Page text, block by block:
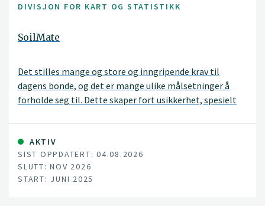
DIVISJON FOR KART OG STATISTIKK
SoilMate
Det stilles mange og store og inngripende krav til
dagens bonde, og det er mange ulike målsetninger å
forholde seg til. Dette skaper fort usikkerhet, spesielt
produseres mer og mer effektivt samtidig som det blant
annet skal tas en rekke miljøhensyn. Undersøkelser viser
imidlertid at det er mulig å øke avlingene,
nettofortjenesten og redusere klimagassutslipp.
AKTIV
SIST OPPDATERT: 04.08.2026
SLUTT: NOV 2026
START: JUNI 2025